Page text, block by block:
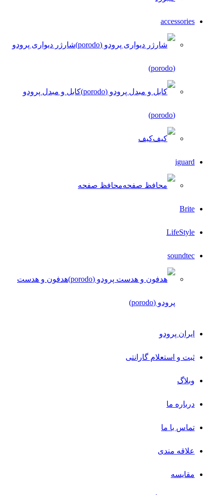
accessories
شارژر دیواری پرودو
(porodo)
کابل و مبدل پرودو
(porodo)
کیف
iguard
محافظ صفحه
Brite
LifeStyle
soundtec
هدفون و هدست
پرودو (porodo)
ایران پرودو
ثبت و استعلام گارانتی
وبلاگ
درباره ما
تماس با ما
علاقه مندی
مقایسه